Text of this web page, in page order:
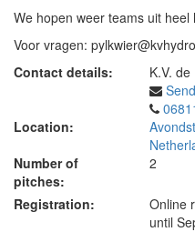
We hopen weer teams uit
Voor vragen:
Contact details:
K.V.
Location:
Number of
pitches:
2
Registration:
Online
until